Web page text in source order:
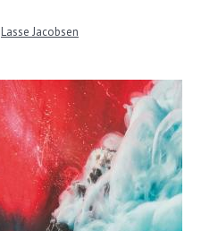
Lasse Jacobsen